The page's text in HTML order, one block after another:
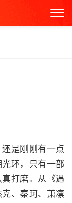
是刚刚有一点
环，只有一部
打磨。从《遇
、秦珂、萧凛